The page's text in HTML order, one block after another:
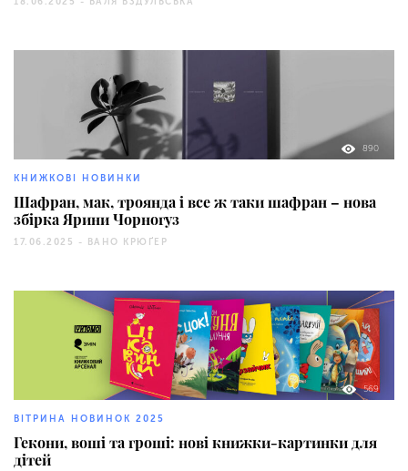
18.06.2025 - ВАЛЯ ВЗДУЛЬСЬКА
890
КНИЖКОВІ НОВИНКИ
Шафран, мак, троянда і все ж таки шафран – нова
збірка Ярини Чорногуз
17.06.2025 - ВАНО КРЮҐЕР
569
ВІТРИНА НОВИНОК 2025
Гекони, воші та гроші: нові книжки-картинки для
дітей